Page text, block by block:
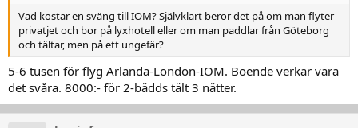
Vad kostar en sväng till IOM? Självklart beror det på om man flyter
privatjet och bor på lyxhotell eller om man paddlar från Göteborg
och tältar, men på ett ungefär?
5-6 tusen för flyg Arlanda-London-IOM. Boende verkar vara
det svåra. 8000:- för 2-bädds tält 3 nätter.